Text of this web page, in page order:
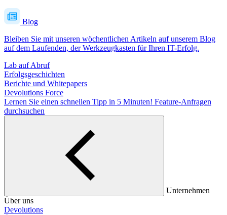
Blog
Bleiben Sie mit unseren wöchentlichen Artikeln auf unserem Blog
auf dem Laufenden, der Werkzeugkasten für Ihren IT-Erfolg.
Lab auf Abruf
Erfolgsgeschichten
Berichte und Whitepapers
Devolutions Force
Lernen Sie einen schnellen Tipp in 5 Minuten! Feature-Anfragen
durchsuchen
Unternehmen
Über uns
Devolutions